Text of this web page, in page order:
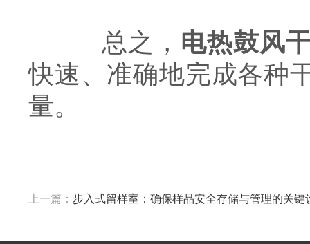
总之， 电热鼓风
快速、准确地完成各种
量。
上一篇： 步入式留样室：确保样品安全存储与管理的关键